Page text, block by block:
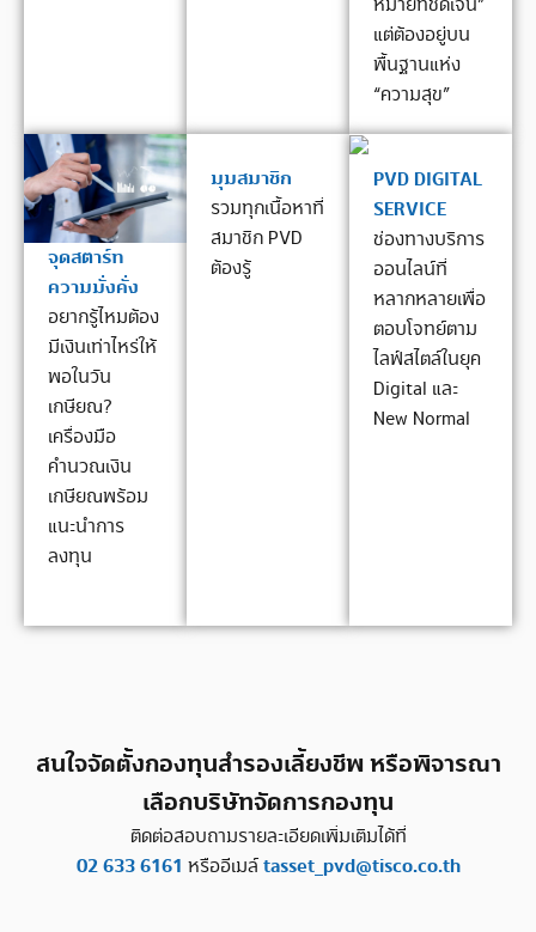
หมายที่ชัดเจน”
แต่ต้องอยู่บน
พื้นฐานแห่ง
“ความสุข”
จุดสตาร์ท
ความมั่งคั่ง
อยากรู้ไหมต้อง
มีเงินเท่าไหร่ให้
พอในวัน
เกษียณ?
เครื่องมือ
คำนวณเงิน
เกษียณพร้อม
แนะนำการ
ลงทุน
มุมสมาชิก
รวมทุกเนื้อหาที่
สมาชิก PVD
ต้องรู้
PVD DIGITAL
SERVICE
ช่องทางบริการ
ออนไลน์ที่
หลากหลายเพื่อ
ตอบโจทย์ตาม
ไลฟ์สไตล์ในยุค
Digital และ
New Normal
สนใจจัดตั้งกองทุนสำรองเลี้ยงชีพ หรือพิจารณา
เลือกบริษัทจัดการกองทุน
ติดต่อสอบถามรายละเอียดเพิ่มเติมได้ที่
02 633 6161 หรืออีเมล์tasset_pvd@tisco.co.th